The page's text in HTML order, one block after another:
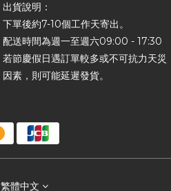
出貨說明：
下單後約7-10個工作天寄出。
配送時間為週一至週六09:00 - 17:30
若節慶假日遇訂單較多或不可抗力天災
因素，則可能延遲發貨。
繁體中文